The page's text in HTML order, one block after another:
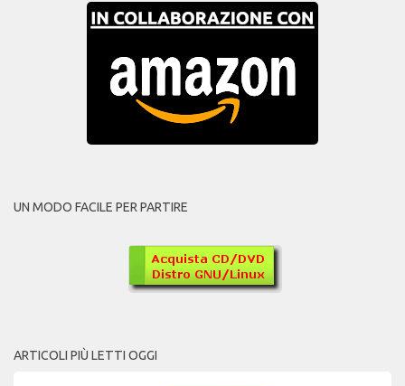
UN MODO FACILE PER PARTIRE
ARTICOLI PIÙ LETTI OGGI